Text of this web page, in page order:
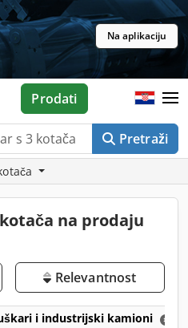
Na aplikaciju
Pretraži
Prodati
na prodaju
Relevantnost
i industrijski kamioni